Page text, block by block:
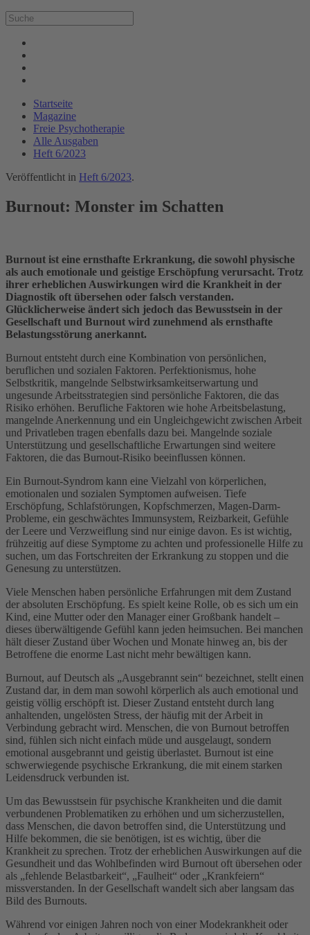
Startseite
Magazine
Freie Psychotherapie
Alle Ausgaben
Heft 6/2023
Veröffentlicht in Heft 6/2023.
Burnout: Monster im Schatten
Burnout ist eine ernsthafte Erkrankung, die sowohl physische
als auch emotionale und geistige Erschöpfung verursacht. Trotz
ihrer erheblichen Auswirkungen wird die Krankheit in der
Diagnostik oft übersehen oder falsch verstanden.
Glücklicherweise ändert sich jedoch das Bewusstsein in der
Gesellschaft und Burnout wird zunehmend als ernsthafte
Belastungsstörung anerkannt.
Burnout entsteht durch eine Kombination von persönlichen,
beruflichen und sozialen Faktoren. Perfektionismus, hohe
Selbstkritik, mangelnde Selbstwirksamkeitserwartung und
ungesunde Arbeitsstrategien sind persönliche Faktoren, die das
Risiko erhöhen. Berufliche Faktoren wie hohe Arbeitsbelastung,
mangelnde Anerkennung und ein Ungleichgewicht zwischen Arbeit
und Privatleben tragen ebenfalls dazu bei. Mangelnde soziale
Unterstützung und gesellschaftliche Erwartungen sind weitere
Faktoren, die das Burnout-Risiko beeinflussen können.
Ein Burnout-Syndrom kann eine Vielzahl von körperlichen,
emotionalen und sozialen Symptomen aufweisen. Tiefe
Erschöpfung, Schlafstörungen, Kopfschmerzen, Magen-Darm-
Probleme, ein geschwächtes Immunsystem, Reizbarkeit, Gefühle
der Leere und Verzweiflung sind nur einige davon. Es ist wichtig,
frühzeitig auf diese Symptome zu achten und professionelle Hilfe zu
suchen, um das Fortschreiten der Erkrankung zu stoppen und die
Genesung zu unterstützen.
Viele Menschen haben persönliche Erfahrungen mit dem Zustand
der absoluten Erschöpfung. Es spielt keine Rolle, ob es sich um ein
Kind, eine Mutter oder den Manager einer Großbank handelt –
dieses überwältigende Gefühl kann jeden heimsuchen. Bei manchen
hält dieser Zustand über Wochen und Monate hinweg an, bis der
Betroffene die enorme Last nicht mehr bewältigen kann.
Burnout, auf Deutsch als „Ausgebrannt sein“ bezeichnet, stellt einen
Zustand dar, in dem man sowohl körperlich als auch emotional und
geistig völlig erschöpft ist. Dieser Zustand entsteht durch lang
anhaltenden, ungelösten Stress, der häufig mit der Arbeit in
Verbindung gebracht wird. Menschen, die von Burnout betroffen
sind, fühlen sich nicht einfach müde und ausgelaugt, sondern
emotional ausgebrannt und geistig überlastet. Burnout ist eine
schwerwiegende psychische Erkrankung, die mit einem starken
Leidensdruck verbunden ist.
Um das Bewusstsein für psychische Krankheiten und die damit
verbundenen Problematiken zu erhöhen und um sicherzustellen,
dass Menschen, die davon betroffen sind, die Unterstützung und
Hilfe bekommen, die sie benötigen, ist es wichtig, über die
Krankheit zu sprechen. Trotz der erheblichen Auswirkungen auf die
Gesundheit und das Wohlbefinden wird Burnout oft übersehen oder
als „fehlende Belastbarkeit“, „Faulheit“ oder „Krankfeiern“
missverstanden. In der Gesellschaft wandelt sich aber langsam das
Bild des Burnouts.
Während vor einigen Jahren noch von einer Modekrankheit oder